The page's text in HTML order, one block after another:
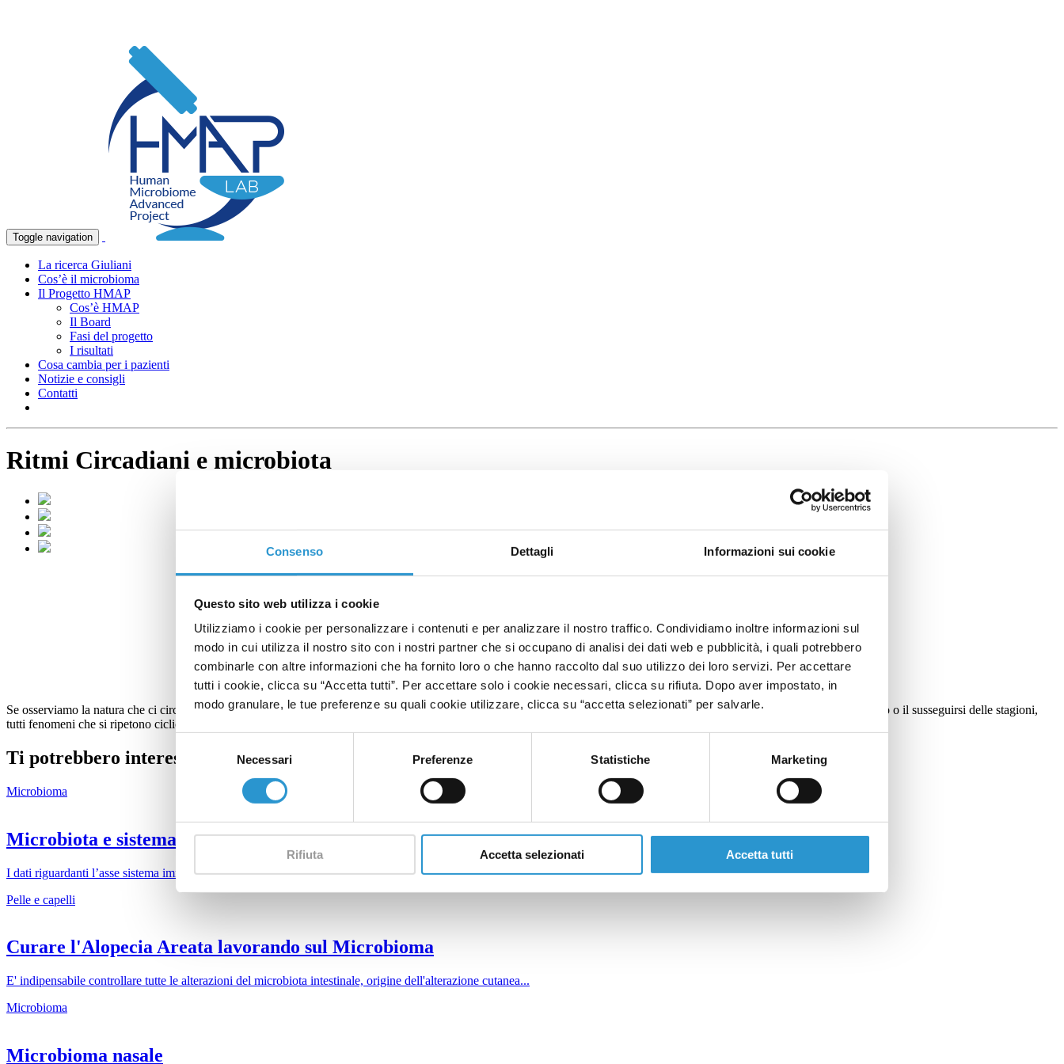
Consenso Dettagli Informazioni sui cookie
Questo sito web utilizza i cookie
Utilizziamo i cookie per personalizzare i contenuti e per analizzare il nostro traffico. Condividiamo inoltre informazioni sul
modo in cui utilizza il nostro sito con i nostri partner che si occupano di analisi dei dati web e pubblicità, i quali potrebbero
combinarle con altre informazioni che ha fornito loro o che hanno raccolto dal suo utilizzo dei loro servizi. Per accettare
tutti i cookie, clicca su “Accetta tutti”. Per accettare solo i cookie necessari, clicca su rifiuta. Dopo aver impostato, in
modo granulare, le tue preferenze su quali cookie utilizzare, clicca su “accetta selezionati” per salvarle.
del
Necessari Preferenze Statistiche Marketing
Rifiuta Accetta selezionati Accetta tutti
Toggle navigation
La ricerca Giuliani
Cos’è il microbioma
Il Progetto HMAP
Cos’è HMAP
Il Board
Fasi del progetto
I risultati
Cosa cambia per i pazienti
Notizie e consigli
Contatti
Ritmi Circadiani e microbiota
Se osserviamo la natura che ci circonda ci rendiamo conto di fenomeni che si svolgono in archi temporali anche molto diversi tra loro, come la respirazione, l’alternanza luce buio o il susseguirsi delle stagioni,
tutti fenomeni che si ripetono ciclicamente, la cronobiologia è la scienza che studia i fenomeni biologici in associazione alle variazioni del tempo.
Ti potrebbero interessare
Microbioma
Microbiota e sistema immunitario
I dati riguardanti l’asse sistema immunitario-microbiota dimostrano che questi due sistemi...
Pelle e capelli
Curare l'Alopecia Areata lavorando sul Microbioma
E' indipensabile controllare tutte le alterazioni del microbiota intestinale, origine dell'alterazione cutanea...
Microbioma
Microbioma nasale